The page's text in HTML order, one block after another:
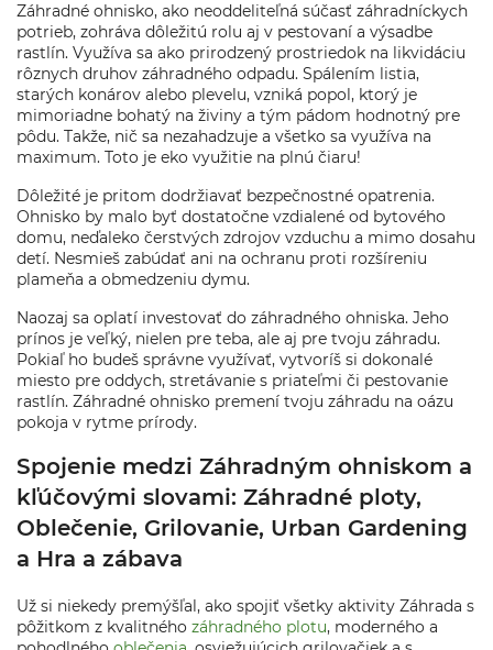
Záhradné ohnisko, ako neoddeliteľná súčasť záhradníckych
potrieb, zohráva dôležitú rolu aj v pestovaní a výsadbe
rastlín. Využíva sa ako prirodzený prostriedok na likvidáciu
rôznych druhov záhradného odpadu. Spálením listia,
starých konárov alebo plevelu, vzniká popol, ktorý je
mimoriadne bohatý na živiny a tým pádom hodnotný pre
pôdu. Takže, nič sa nezahadzuje a všetko sa využíva na
maximum. Toto je eko využitie na plnú čiaru!
Dôležité je pritom dodržiavať bezpečnostné opatrenia.
Ohnisko by malo byť dostatočne vzdialené od bytového
domu, neďaleko čerstvých zdrojov vzduchu a mimo dosahu
detí. Nesmieš zabúdať ani na ochranu proti rozšíreniu
plameňa a obmedzeniu dymu.
Naozaj sa oplatí investovať do záhradného ohniska. Jeho
prínos je veľký, nielen pre teba, ale aj pre tvoju záhradu.
Pokiaľ ho budeš správne využívať, vytvoríš si dokonalé
miesto pre oddych, stretávanie s priateľmi či pestovanie
rastlín. Záhradné ohnisko premení tvoju záhradu na oázu
pokoja v rytme prírody.
Spojenie medzi Záhradným ohniskom a
kľúčovými slovami: Záhradné ploty,
Oblečenie, Grilovanie, Urban Gardening
a Hra a zábava
Už si niekedy premýšľal, ako spojiť všetky aktivity Záhrada s
pôžitkom z kvalitného záhradného plotu, moderného a